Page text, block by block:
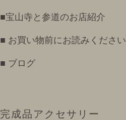
■宝山寺と参道のお店紹介
■ お買い物前にお読みください
■ ブログ
完成品アクセサリー